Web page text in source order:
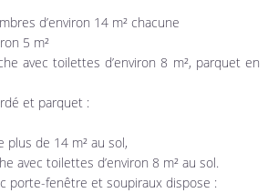
d’environ 14 m² chacune
5 m²
avec toilettes d’environ 8 m², parquet en
et parquet :
plus de 14 m² au sol,
avec toilettes d’environ 8 m² au sol.
porte-fenêtre et soupiraux dispose :